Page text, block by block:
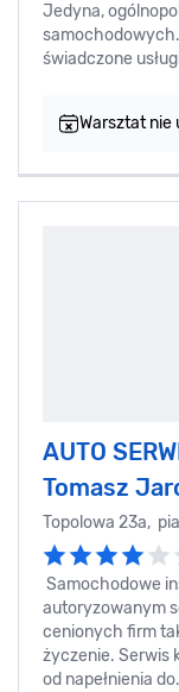
Jedyna,
świadczone
Warsztat nie
AUTO
Tomasz
Topolowa 23a,
Samochodowe
autoryzowanym
cenionych firm
życzenie. Serwis
od napełnienia